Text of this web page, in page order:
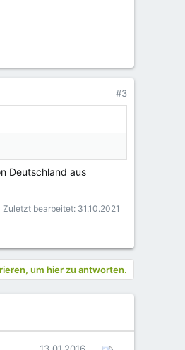
#3
Deutschland aus
Zuletzt bearbeitet: 31.10.2021
um hier zu antworten.